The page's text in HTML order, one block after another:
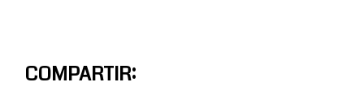
COMPARTIR: